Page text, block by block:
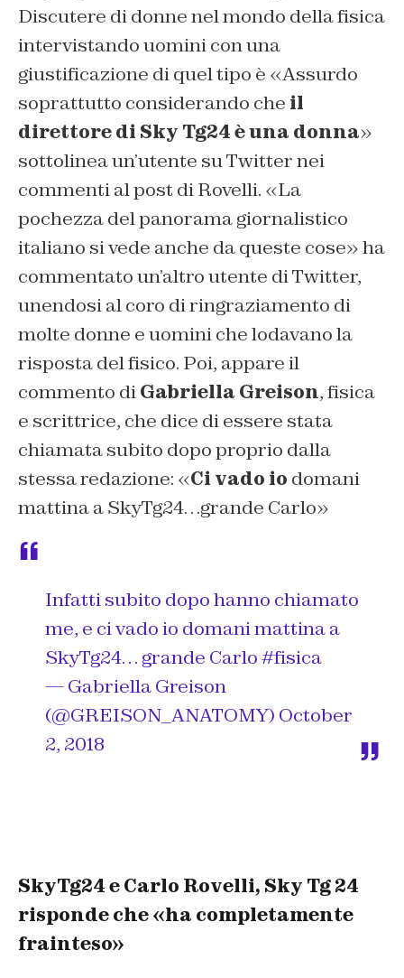
Discutere di donne nel mondo della fisica
intervistando uomini con una
giustificazione di quel tipo è «Assurdo
soprattutto considerando che il
direttore di Sky Tg24 è una donna»
sottolinea un’utente su Twitter nei
commenti al post di Rovelli. «La
pochezza del panorama giornalistico
italiano si vede anche da queste cose» ha
commentato un’altro utente di Twitter,
unendosi al coro di ringraziamento di
molte donne e uomini che lodavano la
risposta del fisico. Poi, appare il
commento diGabriella Greison, fisica
e scrittrice, che dice di essere stata
chiamata subito dopo proprio dalla
stessa redazione: «Ci vado io domani
mattina a SkyTg24…grande Carlo»
Infatti subito dopo hanno chiamato
me, e ci vado io domani mattina a
SkyTg24… grande Carlo#fisica
— Gabriella Greison
(@GREISON_ANATOMY) October
2, 2018
SkyTg24 e Carlo Rovelli, Sky Tg 24
risponde che «ha completamente
frainteso»